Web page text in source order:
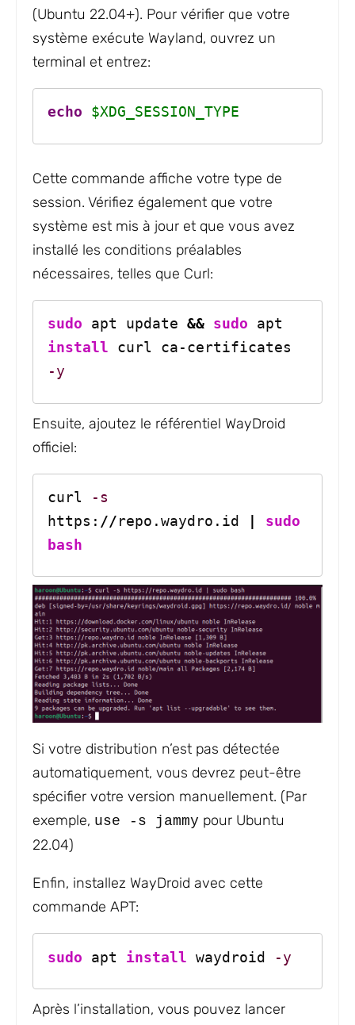
(Ubuntu 22.04+). Pour vérifier que votre
système exécute Wayland, ouvrez un
terminal et entrez:
echo $XDG_SESSION_TYPE
Cette commande affiche votre type de
session. Vérifiez également que votre
système est mis à jour et que vous avez
installé les conditions préalables
nécessaires, telles que Curl:
sudo apt update && sudo
install
-y
Ensuite, ajoutez le référentiel WayDroid
officiel:
curl
-s
https: //repo.waydro.id
sudo
bash
Si votre distribution n’est pas détectée
automatiquement, vous devrez peut-être
spécifier votre version manuellement. (Par
exemple, use -s jammy pour Ubuntu
22.04)
Enfin, installez WayDroid avec cette
commande APT:
sudo apt install waydroid -y
Après l’installation, vous pouvez lancer